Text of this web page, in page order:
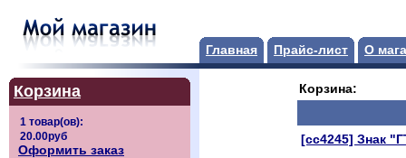
Главная Прайс-лист О
Корзина
Оформить заказ
Корзина:
[сс4245] Знак